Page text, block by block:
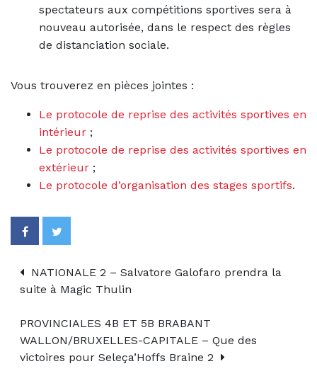
spectateurs aux compétitions sportives sera à
nouveau autorisée, dans le respect des règles
de distanciation sociale.
Vous trouverez en pièces jointes :
Le protocole de reprise des activités sportives en
intérieur ;
Le protocole de reprise des activités sportives en
extérieur ;
Le protocole d’organisation des stages sportifs.
NATIONALE 2 – Salvatore Galofaro prendra la
suite à Magic Thulin
PROVINCIALES 4B ET 5B BRABANT
WALLON/BRUXELLES-CAPITALE – Que des
victoires pour Seleça’Hoffs Braine 2